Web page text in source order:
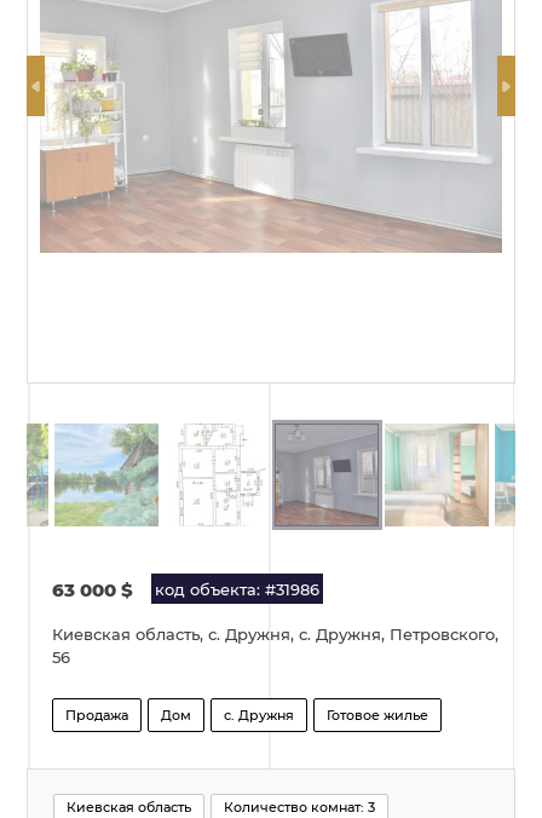
63 000 $ код объекта: #31986
Киевская область, с. Дружня, с. Дружня, Петровского,
56
Продажа Дом с. Дружня Готовое жилье
Киевская область
Количество комнат: 3